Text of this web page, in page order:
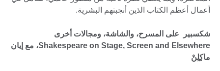
أعمال أعظم الكتاب الذين أنجبتهم البشرية.
شكسبير على المسرح، والشاشة، ومجالات أخرى
Shakespeare on Stage, Screen and Elsewhere، مع إيان
ماكِلِنْ